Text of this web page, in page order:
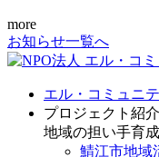
more
お知らせ一覧へ
エル・コミュニ
プロジェクト紹介
地域の担い手育成
鯖江市地域